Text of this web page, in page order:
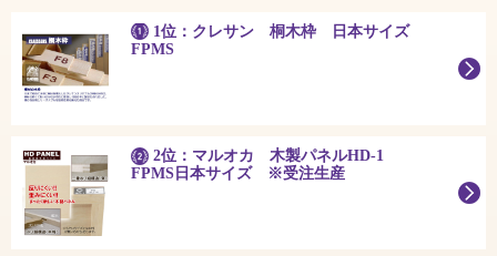
1位：クレサン 桐木枠 日本サイズ
FPMS
2位：マルオカ 木製パネルHD-1
FPMS日本サイズ ※受注生産